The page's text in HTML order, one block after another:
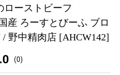
ローストビーフ
産 ろーすとびーふ ブロ
野中精肉店 [AHCW142]
(0)